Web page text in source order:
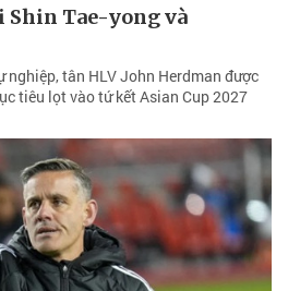
Tae-yong và
nghiệp, tân HLV John Herdman được
tiêu lọt vào tứ kết Asian Cup 2027